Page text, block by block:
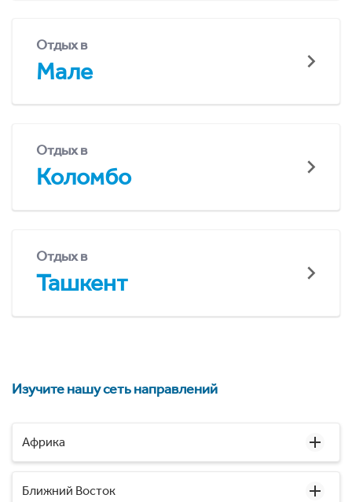
Отдых в
Мале
Отдых в
Коломбо
Отдых в
Ташкент
Изучите нашу сеть направлений
Африка
Ближний Восток